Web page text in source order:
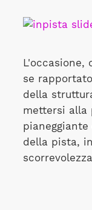
L'occasione,
se
della
mettersi alla
della pista,